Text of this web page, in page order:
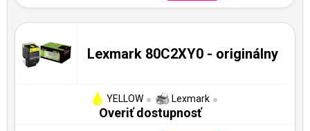
Lexmark 80C2XY0 - originálny
YELLOW Lexmark
Overiť dostupnosť